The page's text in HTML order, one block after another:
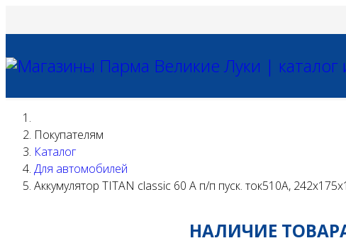
Покупателям
Каталог
Для автомобилей
Аккумулятор TITAN classic 60 А п/п пуск. ток510А,
НАЛИЧИЕ